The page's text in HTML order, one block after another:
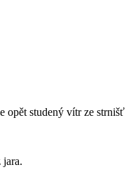
opět studený vítr ze strnišť